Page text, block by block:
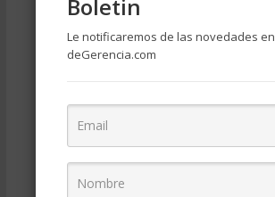
Negocios Internacionales
Negocios Online(1.405)
Publicidad(306)
Recursos Humanos
Relaciones publicas
Boletin
Le notificaremos de las novedades en
deGerencia.com